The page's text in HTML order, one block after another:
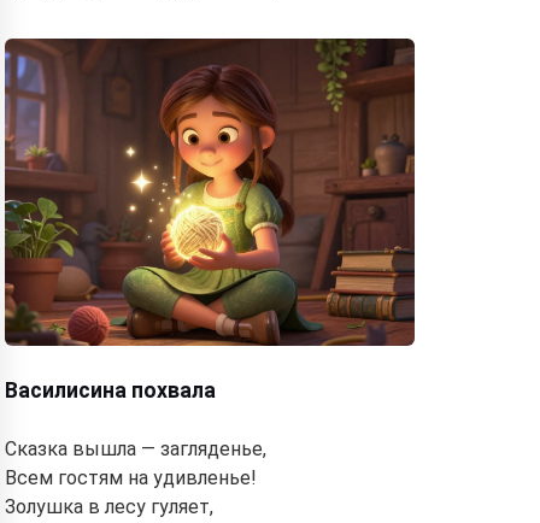
Василисина похвала
Сказка вышла — загляденье,
Всем гостям на удивленье!
Золушка в лесу гуляет,